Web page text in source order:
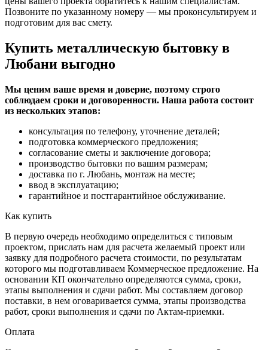
Позвоните по указанному номеру — мы проконсультируем и
подготовим для вас смету.
Купить металлическую бытовку в
Любани выгодно
Мы ценим ваше время и доверие, поэтому строго
соблюдаем сроки и договоренности. Наша работа состоит
из нескольких этапов:
консультация по телефону, уточнение деталей;
подготовка коммерческого предложения;
согласование сметы и заключение договора;
производство бытовки по вашим размерам;
доставка по г. Любань, монтаж на месте;
ввод в эксплуатацию;
гарантийное и постгарантийное обслуживание.
Как купить
В первую очередь необходимо определиться с типовым
проектом, прислать нам для расчета желаемый проект или
заявку для подробного расчета стоимости, по результатам
которого мы подготавливаем Коммерческое предложение. На
основании КП окончательно определяются сумма, сроки,
этапы выполнения и сдачи работ. Мы составляем договор
поставки, в нем оговаривается сумма, этапы производства
работ, сроки выполнения и сдачи по Актам-приемки.
Оплата